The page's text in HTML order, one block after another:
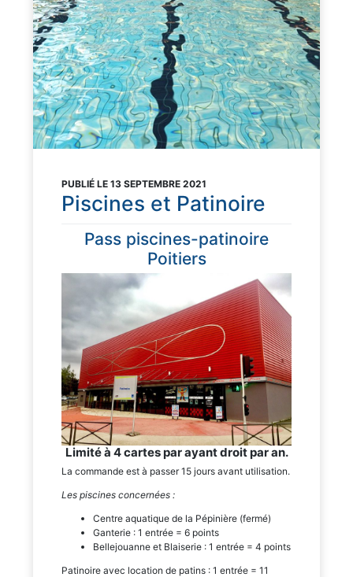
PUBLIÉ LE 13 SEPTEMBRE 2021
Piscines et Patinoire
Pass piscines-patinoire
Poitiers
Limité à 4 cartes par ayant droit par an.
La commande est à passer 15 jours avant utilisation.
Les piscines concernées :
Centre aquatique de la Pépinière (fermé)
Ganterie : 1 entrée = 6 points
Bellejouanne et Blaiserie : 1 entrée = 4 points
Patinoire avec location de patins : 1 entrée = 11